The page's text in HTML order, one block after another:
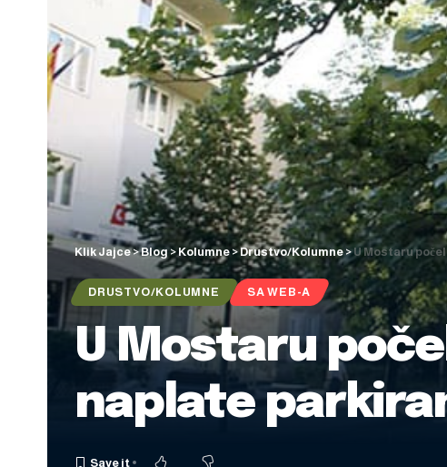
Klik Jajce>Blog>Kolumne >Drustvo/Kolumne >U Mostaru
DRUSTVO/KOLUMNE SA WEB-A
U Mostaru
naplate